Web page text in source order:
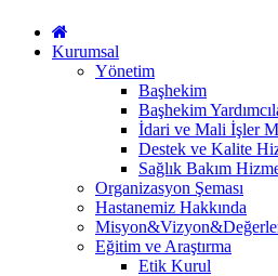
Kurumsal
Yönetim
Başhekim
Başhekim
İdari ve Mali İşler
Destek ve Kalite
Sağlık Bakım
Organizasyon Şeması
Hastanemiz Hakkında
Eğitim ve Araştırma
Etik Kurul